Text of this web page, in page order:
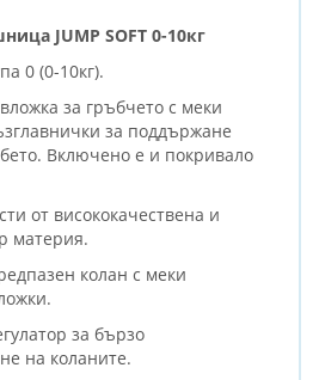
JUMP SOFT 0-10кг
0 (0-10кг).
за гръбчето с меки
за поддържане
Включено е и покривало
от висококачествена и
материя.
колан с меки
за бързо
на коланите.